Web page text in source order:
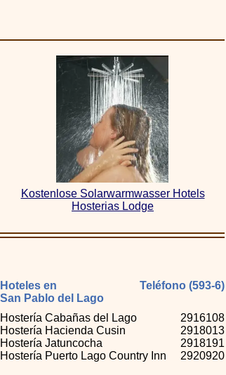
Hoteles en
San Pablo del Lago
2916108
2918013
2918191
2920920
Hostería Cabañas del Lago
Hostería Hacienda Cusin
Hostería Jatuncocha
Hostería Puerto Lago Country Inn
Teléfono (593-6)
Kostenlose Solarwarmwasser Hotels
Hosterias Lodge